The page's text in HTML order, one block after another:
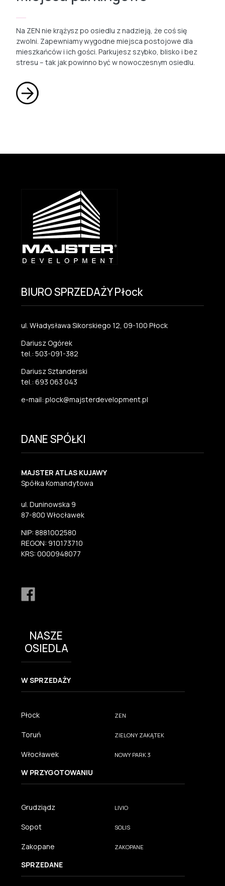
Na ZEN nie krążysz po osiedlu z nadzieją, że coś się
zwolni. Zapewniamy wygodne miejsca postojowe dla
mieszkańców i ich gości. Parkujesz szybko, blisko i bez
stresu – tak jak powinno być w nowoczesnym osiedlu.
BIURO SPRZEDAŻY Płock
ul. Władysława Sikorskiego 12, 09-100 Płock
Dariusz Ogórek
tel.: 503-091-382
Dariusz Sztanderski
tel.: 693 063 043
e-mail: plock@majsterdevelopment.pl
DANE SPÓŁKI
MAJSTER ATLAS KUJAWY
Spółka Komandytowa
ul. Duninowska 9
87-800 Włocławek
NIP: 8881002580
REGON: 910173710
KRS: 0000948077
NASZE
OSIEDLA
W SPRZEDAŻY
Płock ZEN
Toruń ZIELONY ZAKĄTEK
Włocławek NOWY PARK 3
W PRZYGOTOWANIU
Grudziądz LIVIO
Sopot SOLIS
Zakopane ZAKOPANE
SPRZEDANE